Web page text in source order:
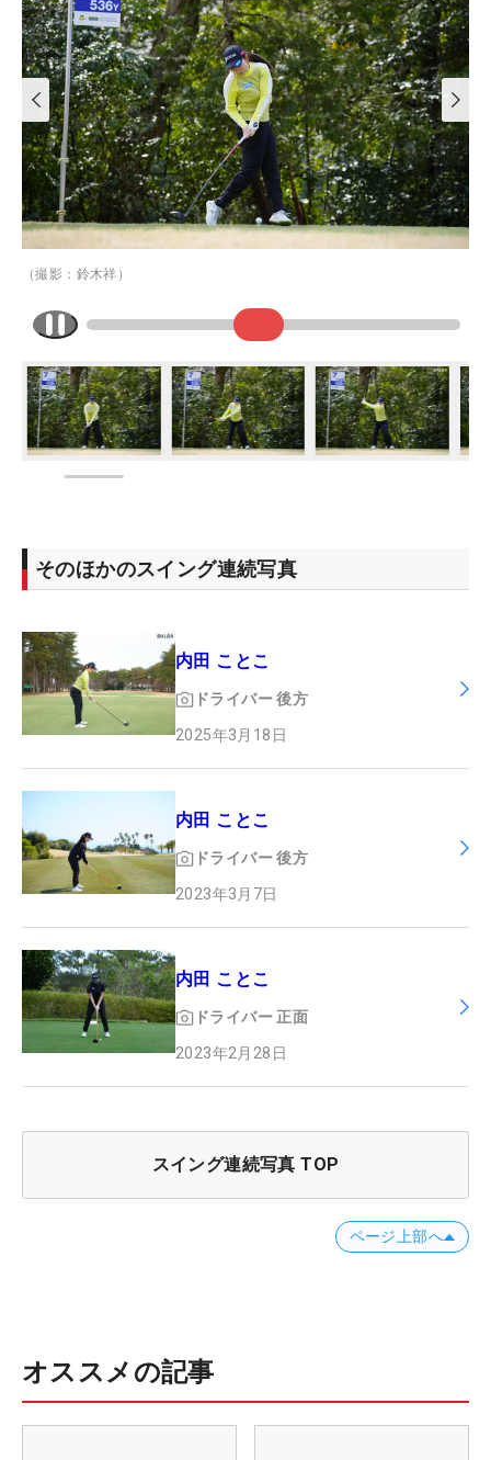
（撮影：鈴木祥）
そのほかのスイング連続写真
内田 ことこ
ドライバー 後方
2025年3月18日
内田 ことこ
ドライバー 後方
2023年3月7日
内田 ことこ
ドライバー 正面
2023年2月28日
スイング連続写真 TOP
ページ上部へ
オススメの記事